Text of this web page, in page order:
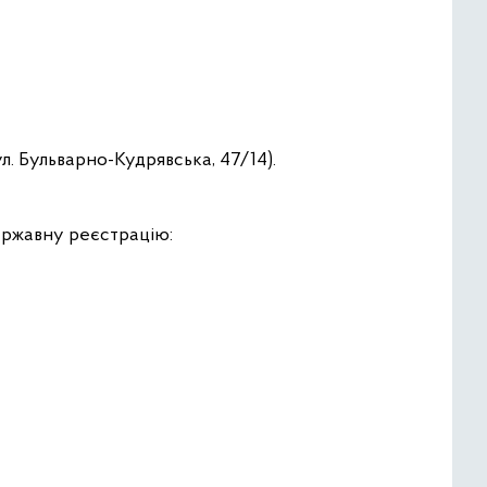
Бульварно-Кудрявська, 47/14).
реєстрацію: